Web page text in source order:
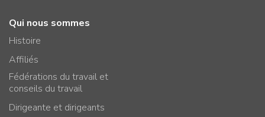
Qui nous sommes
Histoire
Affiliés
Fédérations du travail et
conseils du travail
Dirigeante et dirigeants